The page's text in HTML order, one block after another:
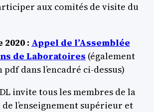
aux comités de visite du
2020 : Appel de l’Assemblée
de Laboratoires (également
dans l’encadré ci-dessus)
invite tous les membres de la
l’enseignement supérieur et